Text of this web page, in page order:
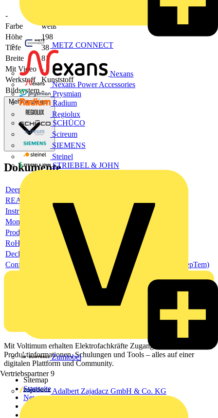
METZ CONNECT
Nexans
Nexans Power Accessories
Prysmian
Radium
Regiolux
SCHÜCO
Scireum
SIEMENS
Steinel
STRIEBEL & JOHN
Zumtobel
Vertriebspartner 9
Adalbert Zajadacz GmbH & Co. KG
-
Farbe
weiß
Höhe
198
Tiefe
38
Breite
81
Mit Video
-
Werkstoff
Kunststoff
Bildsystem -
Mehr anzeigen
Dokumente
Deeplink product page
REACH Declaration (ReachDeclaration)
Instructions and Manuals (InsMan)
Montage- und Betriebsanleitung
Product data sheet
RoHS Declaration (RoHSInformation)
Declaration of Conformity - CE (DecConCe)
Conflict Minerals Reporting Template (CMRT) (ConMinRepTem)
Mit Voltimum erhalten Elektrofachkräfte Zugang zu Branchennews,
Produktinformationen, Schulungen und Tools – alles auf einer
digitalen Plattform und Community.
Sitemap
Startseite
News
Akademie